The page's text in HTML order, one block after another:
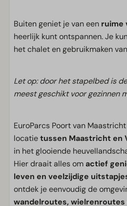
Buiten geniet je van een ruime
heerlijk kunt ontspannen. Je
het chalet en gebruikmaken
Let op: door het stapelbed is
meest geschikt voor gezinnen
EuroParcs Poort van
locatietussen Maastricht en
in het glooiende
Hier draait alles om actief
leven en veelzijdige
ontdek je eenvoudig de
wandelroutes, wielrenroutes